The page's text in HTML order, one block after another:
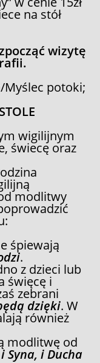
na stół
wizytę
Myślec potoki;
wigilijnym
świecę oraz
modlitwy
śpiewają
.
z dzieci lub
święcę i
zebrani
dzięki. W
również
modlitwę od
Syna, i Ducha